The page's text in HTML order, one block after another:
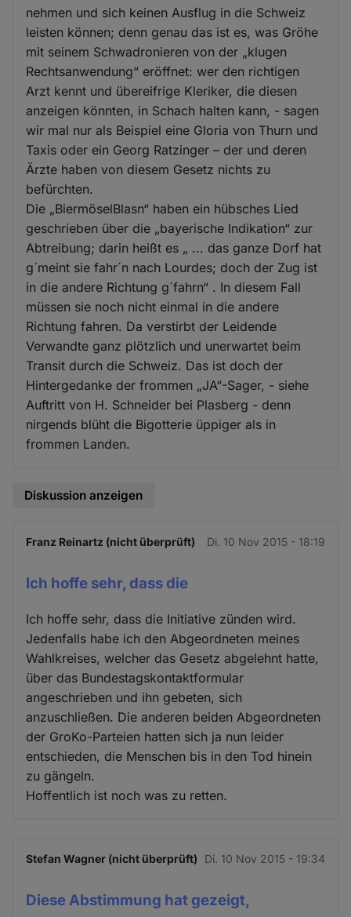
nehmen und sich keinen Ausflug in die Schweiz
leisten können; denn genau das ist es, was Gröhe
mit seinem Schwadronieren von der „klugen
Rechtsanwendung“ eröffnet: wer den richtigen
Arzt kennt und übereifrige Kleriker, die diesen
anzeigen könnten, in Schach halten kann, - sagen
wir mal nur als Beispiel eine Gloria von Thurn und
Taxis oder ein Georg Ratzinger – der und deren
Ärzte haben von diesem Gesetz nichts zu
befürchten.
Die „BiermöselBlasn“ haben ein hübsches Lied
geschrieben über die „bayerische Indikation“ zur
Abtreibung; darin heißt es „ ... das ganze Dorf hat
g´meint sie fahr´n nach Lourdes; doch der Zug ist
in die andere Richtung g´fahrn“ . In diesem Fall
müssen sie noch nicht einmal in die andere
Richtung fahren. Da verstirbt der Leidende
Verwandte ganz plötzlich und unerwartet beim
Transit durch die Schweiz. Das ist doch der
Hintergedanke der frommen „JA“-Sager, - siehe
Auftritt von H. Schneider bei Plasberg - denn
nirgends blüht die Bigotterie üppiger als in
frommen Landen.
Diskussion anzeigen
Franz Reinartz (nicht überprüft) Di. 10 Nov 2015 - 18:19
Ich hoffe sehr, dass die
Ich hoffe sehr, dass die Initiative zünden wird.
Jedenfalls habe ich den Abgeordneten meines
Wahlkreises, welcher das Gesetz abgelehnt hatte,
über das Bundestagskontaktformular
angeschrieben und ihn gebeten, sich
anzuschließen. Die anderen beiden Abgeordneten
der GroKo-Parteien hatten sich ja nun leider
entschieden, die Menschen bis in den Tod hinein
zu gängeln.
Hoffentlich ist noch was zu retten.
Stefan Wagner (nicht überprüft) Di. 10 Nov 2015 - 19:34
Diese Abstimmung hat gezeigt,